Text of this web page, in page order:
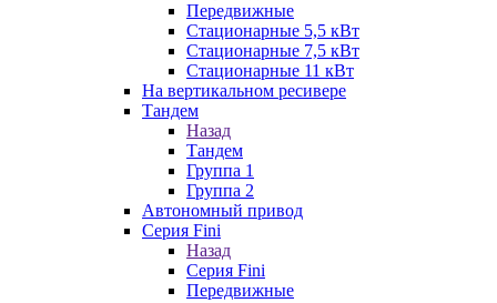
Передвижные
Стационарные 5,5 кВт
Стационарные 7,5 кВт
Стационарные 11 кВт
На вертикальном ресивере
Тандем
Назад
Тандем
Группа 1
Группа 2
Автономный привод
Серия Fini
Назад
Серия Fini
Передвижные